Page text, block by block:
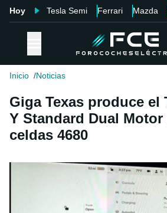
Hoy Tesla Semi Ferrari Mazda
Inicio Noticias
Giga Texas produce el
Y Standard Dual Motor
celdas 4680